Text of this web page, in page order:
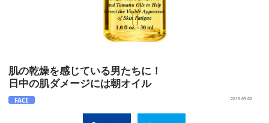
肌の乾燥を感じている男たちに！
日中の肌ダメージには朝オイル
FACE 2015.09.02